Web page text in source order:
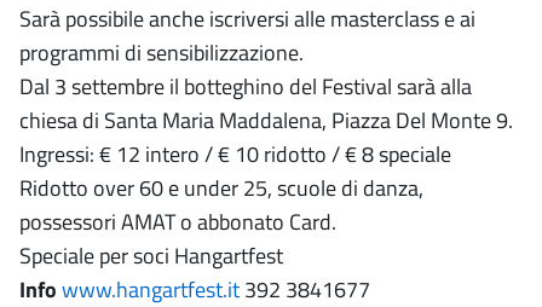
Sarà possibile anche iscriversi alle masterclass e ai
programmi di sensibilizzazione.
Dal 3 settembre il botteghino del Festival sarà alla
chiesa di Santa Maria Maddalena, Piazza Del Monte 9.
Ingressi: € 12 intero / € 10 ridotto / € 8 speciale
Ridotto over 60 e under 25, scuole di danza,
possessori AMAT o abbonato Card.
Speciale per soci Hangartfest
Infowww.hangartfest.it392 3841677